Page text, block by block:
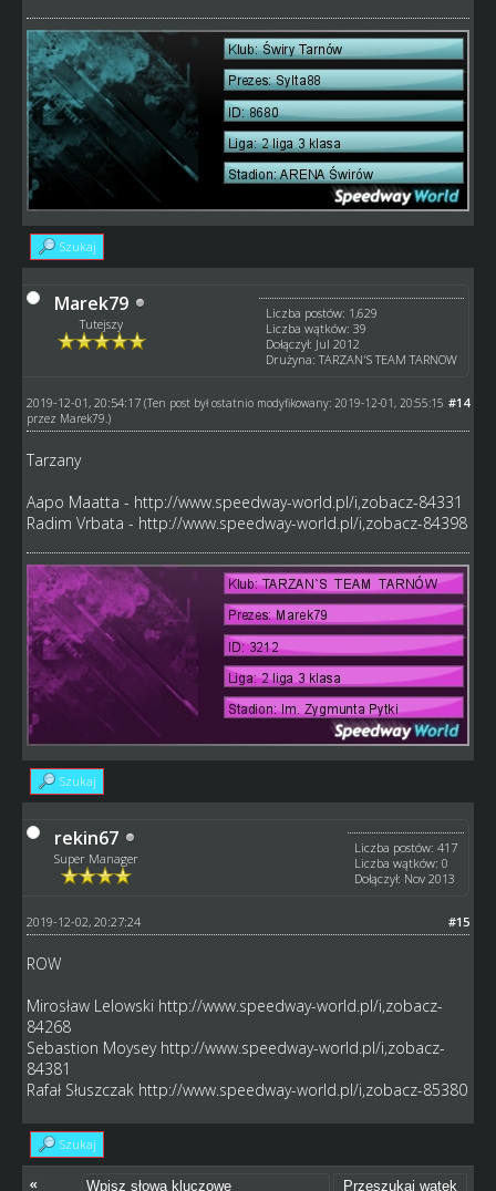
Szukaj
Marek79
Tutejszy
Liczba postów: 1,629
Liczba wątków: 39
Dołączył: Jul 2012
Drużyna: TARZAN'S TEAM TARNOW
#14
2019-12-01, 20:54:17 (Ten post był ostatnio modyfikowany: 2019-12-01, 20:55:15
przez Marek79 .)
Tarzany
Aapo Maatta - http://www.speedway-world.pl/i,zobacz-84331
Radim Vrbata - http://www.speedway-world.pl/i,zobacz-84398
Szukaj
rekin67
Super Manager
Liczba postów: 417
Liczba wątków: 0
Dołączył: Nov 2013
#15
2019-12-02, 20:27:24
ROW
Mirosław Lelowski http://www.speedway-world.pl/i,zobacz-
84268
Sebastion Moysey http://www.speedway-world.pl/i,zobacz-
84381
Rafał Słuszczak http://www.speedway-world.pl/i,zobacz-85380
Szukaj
«